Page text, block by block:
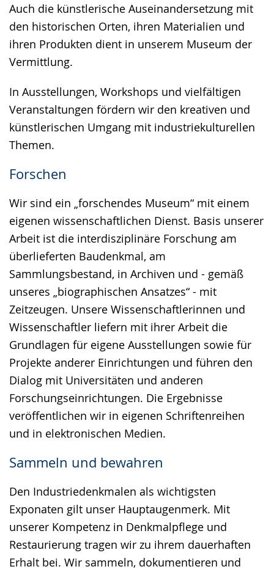
Auch die künstlerische Auseinandersetzung mit
den historischen Orten, ihren Materialien und
ihren Produkten dient in unserem Museum der
Vermittlung.
In Ausstellungen, Workshops und vielfältigen
Veranstaltungen fördern wir den kreativen und
künstlerischen Umgang mit industriekulturellen
Themen.
Forschen
Wir sind ein „forschendes Museum“ mit einem
eigenen wissenschaftlichen Dienst. Basis unserer
Arbeit ist die interdisziplinäre Forschung am
überlieferten Baudenkmal, am
Sammlungsbestand, in Archiven und - gemäß
unseres „biographischen Ansatzes“ - mit
Zeitzeugen. Unsere Wissenschaftlerinnen und
Wissenschaftler liefern mit ihrer Arbeit die
Grundlagen für eigene Ausstellungen sowie für
Projekte anderer Einrichtungen und führen den
Dialog mit Universitäten und anderen
Forschungseinrichtungen. Die Ergebnisse
veröffentlichen wir in eigenen Schriftenreihen
und in elektronischen Medien.
Sammeln und bewahren
Den Industriedenkmalen als wichtigsten
Exponaten gilt unser Hauptaugenmerk. Mit
unserer Kompetenz in Denkmalpflege und
Restaurierung tragen wir zu ihrem dauerhaften
Erhalt bei. Wir sammeln, dokumentieren und